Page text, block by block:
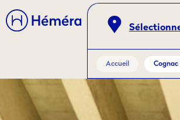
Accueil Cognac